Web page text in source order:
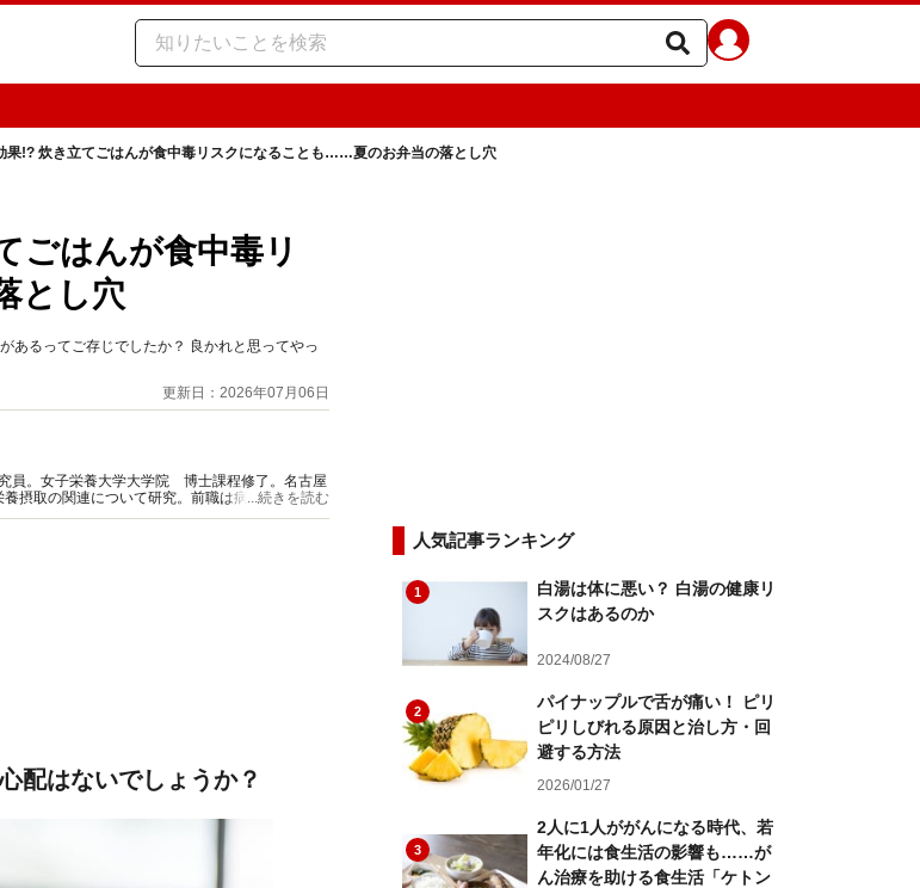
果!? 炊き立てごはんが食中毒リスクになることも……夏のお弁当の落とし穴
ごはんが食中毒リ
とし穴
あるってご存じでしたか？ 良かれと思ってやっ
更新日：2026年07月06日
員。女子栄養大学大学院 博士課程修了。名古屋
摂取の関連について研究。前職は病院栄養科責
発信。
...続きを読む
配はないでしょうか？
人気記事ランキング
1
白湯は体に悪い？ 白湯の健康リ
スクはあるのか
2024/08/27
2
パイナップルで舌が痛い！ ピリ
ピリしびれる原因と治し方・回
避する方法
2026/01/27
3
2人に1人ががんになる時代、若
年化には食生活の影響も……が
ん治療を助ける食生活「ケトン